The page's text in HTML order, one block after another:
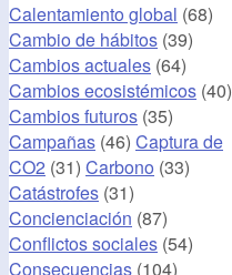
Calentamiento global (68)
Cambio de hábitos (39)
Cambios actuales (64)
Cambios ecosistémicos (40)
Cambios futuros (35)
Campañas (46) Captura de
CO2 (31) Carbono (33)
Catástrofes (31)
Concienciación (87)
Conflictos sociales (54)
Consecuencias (104)